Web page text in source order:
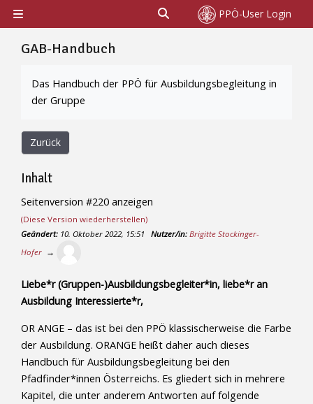
Zum Hauptinhalt
Website-Übersicht
Sucheingabe umschalten
PPÖ-User Login
GAB-Handbuch
Das Handbuch der PPÖ für Ausbildungsbegleitung in
der Gruppe
Zurück
Inhalt
Seitenversion #220 anzeigen
(Diese Version wiederherstellen)
Geändert: 10. Oktober 2022, 15:51 Nutzer/in: Brigitte Stockinger-
Hofer →
Liebe*r (Gruppen-)Ausbildungsbegleiter*in, liebe*r an
Ausbildung Interessierte*r,
OR ANGE – das ist bei den PPÖ klassischerweise die Farbe
der Ausbildung. ORANGE heißt daher auch dieses
Handbuch für Ausbildungsbegleitung bei den
Pfadfinder*innen Österreichs. Es gliedert sich in mehrere
Kapitel, die unter anderem Antworten auf folgende